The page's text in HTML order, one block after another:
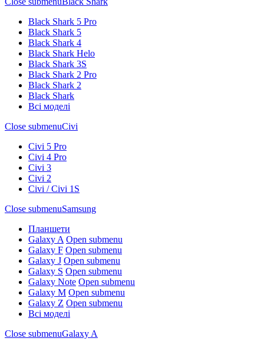
Black Shark 5 Pro
Black Shark 5
Black Shark 4
Black Shark Helo
Black Shark 3S
Black Shark 2 Pro
Black Shark 2
Black Shark
Всі моделі
Close submenuCivi
Civi 5 Pro
Civi 4 Pro
Civi 3
Civi 2
Civi / Civi 1S
Close submenuSamsung
Планшети
Galaxy A Open submenu
Galaxy F Open submenu
Galaxy J Open submenu
Galaxy S Open submenu
Galaxy Note Open submenu
Galaxy M Open submenu
Galaxy Z Open submenu
Всі моделі
Close submenuGalaxy A